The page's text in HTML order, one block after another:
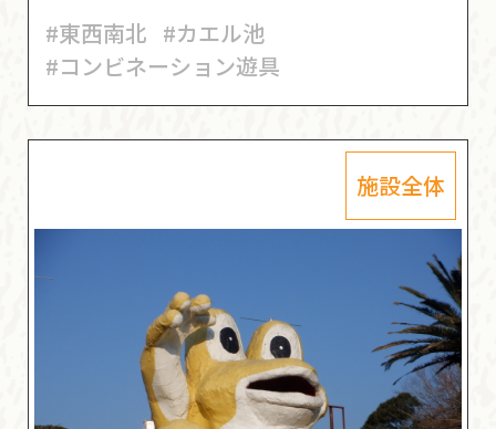
#東西南北 #カエル池
#コンビネーション遊具
施設全体